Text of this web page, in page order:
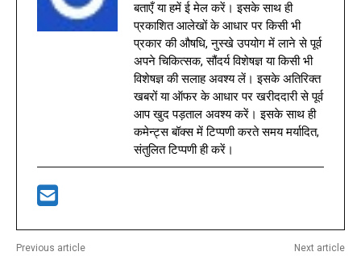
बताएँ या हमें ई मेल करें। इसके साथ ही
प्रकाशित आलेखों के आधार पर किसी भी
प्रकार की औषधि, नुस्खे उपयोग में लाने से पूर्व
अपने चिकित्सक, सौंदर्य विशेषज्ञ या किसी भी
विशेषज्ञ की सलाह अवश्य लें। इसके अतिरिक्त
खबरों या ऑफर के आधार पर खरीददारी से पूर्व
आप खुद पड़ताल अवश्य करें। इसके साथ ही
कमेन्ट्स बॉक्स में टिप्पणी करते समय मर्यादित,
संतुलित टिप्पणी ही करें।
Previous article Next article